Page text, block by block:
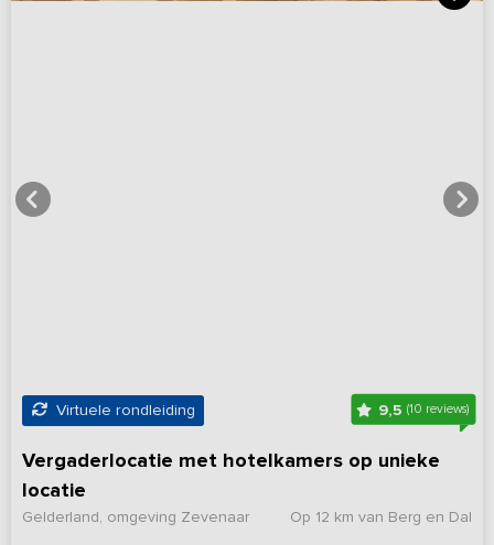
Virtuele rondleiding 9,5(10 reviews)
Vergaderlocatie met hotelkamers op unieke
locatie
Op 12 km van Berg en Dal
Gelderland, omgeving Zevenaar